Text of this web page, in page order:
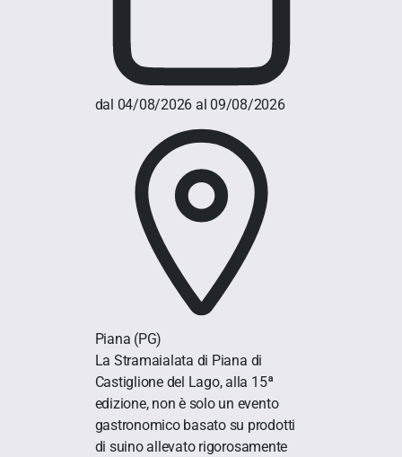
dal 04/08/2026 al 09/08/2026
Piana (PG)
La Stramaialata di Piana di
Castiglione del Lago, alla 15ª
edizione, non è solo un evento
gastronomico basato su prodotti
di suino allevato rigorosamente